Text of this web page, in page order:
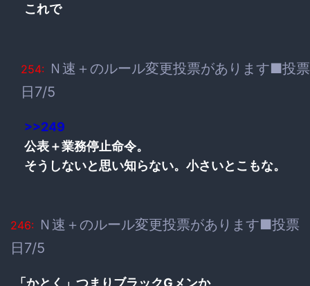
これで
254: Ｎ速＋のルール変更投票があります■投票
日7/5
>>249
公表＋業務停止命令。
そうしないと思い知らない。小さいとこもな。
246: Ｎ速＋のルール変更投票があります■投票
日7/5
「かとく」つまりブラックGメンか